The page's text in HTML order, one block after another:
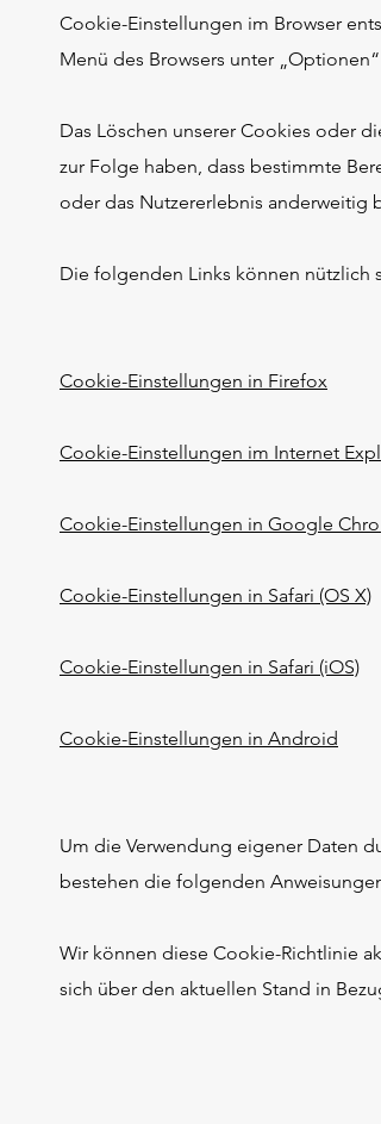
Cookie-Einstellungen im Browser
Menü des Browsers unter
Das Löschen unserer Cookies oder
zur Folge haben, dass bestimmte
oder das Nutzererlebnis anderweitig
Die folgenden Links können nützlich
Cookie-Einstellungen in Firefox
Cookie-Einstellungen im Internet
Cookie-Einstellungen in Google
Cookie-Einstellungen in Safari (OS X)
Cookie-Einstellungen in Safari (iOS)
Cookie-Einstellungen in Android
Um die Verwendung eigener Daten
bestehen die folgenden
Wir können diese Cookie-Richtlinie
sich über den aktuellen Stand in